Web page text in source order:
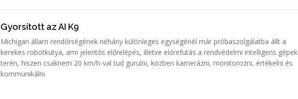
Gyorsított az AI K9
Michigan állam rendőrségének néhány különleges egységénél már próbaszolgálatba állt a
kerekes robotkutya, ami jelentős előrelépés, illetve előrefutás a rendvédelmi intelligens gépek
terén, hiszen csaknem 20 km/h-val tud gurulni, közben kamerázni, monitorozni, értékelni és
kommunikálni.